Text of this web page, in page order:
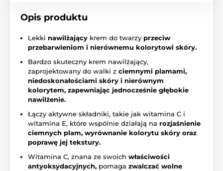
Opis produktu
Lekki nawilżający krem do twarzy przeciw
przebarwieniom i nierównemu kolorytowi skóry.
Bardzo skuteczny krem nawilżający,
zaprojektowany do walki z ciemnymi plamami,
niedoskonałościami skóry i nierównym
kolorytem, zapewniając jednocześnie głębokie
nawilżenie.
Łączy aktywne składniki, takie jak witamina C i
witamina E, które wspólnie działają na rozjaśnienie
ciemnych plam, wyrównanie kolorytu skóry oraz
poprawę jej tekstury.
Witamina C, znana ze swoich właściwości
antyoksydacyjnych, pomaga zwalczać wolne